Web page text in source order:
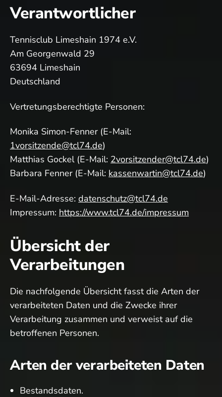
Verantwortlicher
Tennisclub Limeshain 1974 e.V.
Am Georgenwald 29
63694 Limeshain
Deutschland
Vertretungsberechtigte Personen:
Monika Simon-Fenner (E-Mail:
1vorsitzende@tcl74.de)
Matthias Gockel (E-Mail: 2vorsitzender@tcl74.de)
Barbara Fenner (E-Mail: kassenwartin@tcl74.de)
E-Mail-Adresse: datenschutz@tcl74.de
Impressum: https://www.tcl74.de/impressum
Übersicht der
Verarbeitungen
Die nachfolgende Übersicht fasst die Arten der
verarbeiteten Daten und die Zwecke ihrer
Verarbeitung zusammen und verweist auf die
betroffenen Personen.
Arten der verarbeiteten Daten
Bestandsdaten.